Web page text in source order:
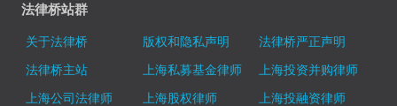
法律桥站群
关于法律桥 版权和隐私声明
法律桥严正声明
法律桥主站
上海私募基金律师
上海投资并购律师
上海公司法律师
上海股权律师
上海投融资律师